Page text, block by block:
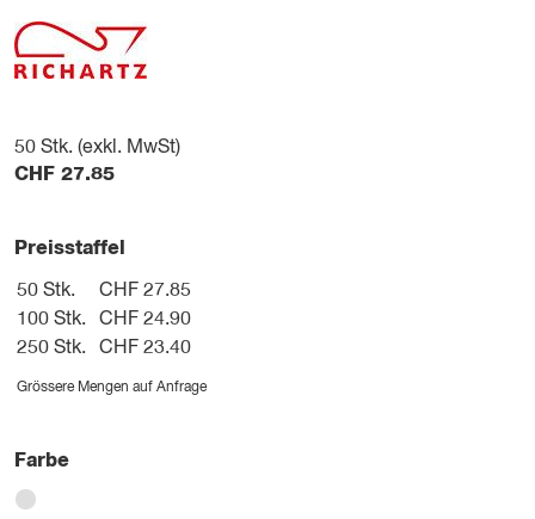
50 Stk. (exkl. MwSt)
CHF 27.85
Preisstaffel
50 Stk.
CHF 27.85
100 Stk.
CHF 24.90
250 Stk.
CHF 23.40
Grössere Mengen auf Anfrage
Farbe